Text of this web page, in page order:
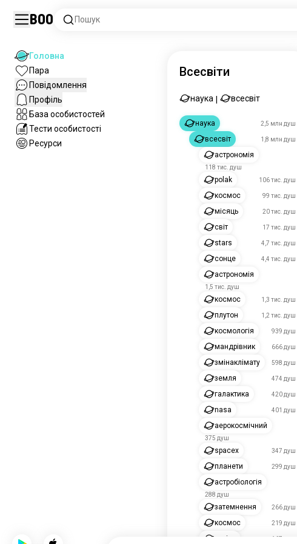
Boo Пошук
Головна
Пара
Повідомлення
Профіль
База особистостей
Тести особистості
Ресурси
Всесвіти
наука всесвіт
наука 2,5 млн душ
всесвіт 1,8 млн душ
астрономія
118 тис. душ
polak 106 тис. душ
космос 99 тис. душ
місяць 20 тис. душ
світ 17 тис. душ
stars 4,7 тис. душ
сонце 4,4 тис. душ
астрономія
1,5 тис. душ
космос 1,3 тис. душ
плутон 1,2 тис. душ
космологія 939 душ
мандрівник 666 душ
змінаклімату 598 душ
земля 474 душ
галактика 420 душ
nasa 401 душ
аерокосмічний
375 душ
spacex 347 душ
планети 299 душ
астробіологія
288 душ
затемнення 266 душ
космос 219 душ
сузіря 167 душ